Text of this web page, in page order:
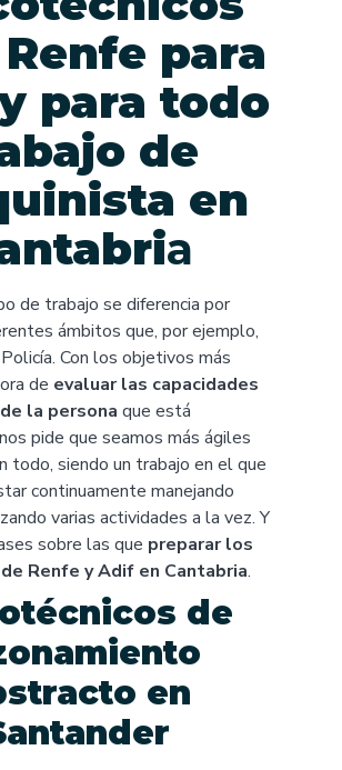
para
para todo
de
en
a
de trabajo se diferencia por
ámbitos que, por ejemplo,
Con los objetivos más
de evaluar las capacidades
la persona que está
pide que seamos más ágiles
todo, siendo un trabajo en el que
continuamente manejando
varias actividades a la vez. Y
sobre las que preparar los
Renfe y Adif en Cantabria.
de
en